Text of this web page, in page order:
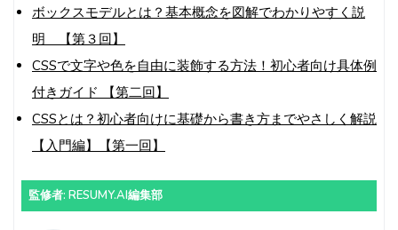
ボックスモデルとは？基本概念を図解でわかりやすく説
明 【第３回】
CSSで文字や色を自由に装飾する方法！初心者向け具体例
付きガイド 【第二回】
CSSとは？初心者向けに基礎から書き方までやさしく解説
【入門編】【第一回】
監修者: RESUMY.AI編集部